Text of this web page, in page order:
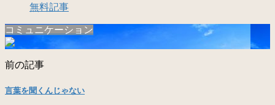
無料記事
コミュニケーション
前の記事
言葉を聞くんじゃない